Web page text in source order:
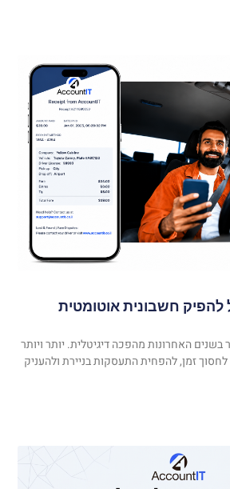
להפיק חשבונית אוטומטית
בשנים האחרונות מהפכה דיגיטלית. יותר ויותר
זמן, להפחית התעסקות בניירת ולהעניק